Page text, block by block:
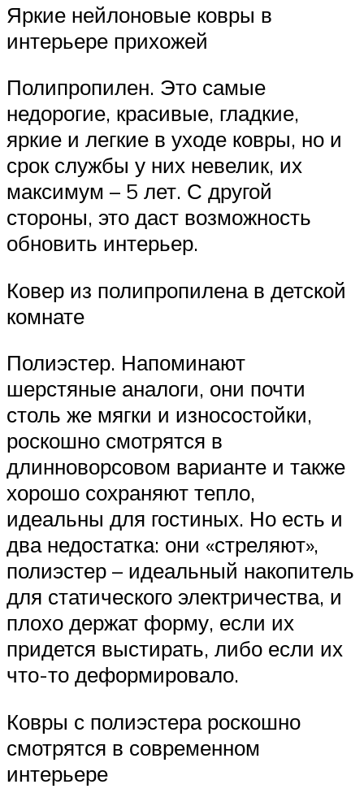
Яркие нейлоновые ковры в
интерьере прихожей
Полипропилен. Это самые
недорогие, красивые, гладкие,
яркие и легкие в уходе ковры, но и
срок службы у них невелик, их
максимум – 5 лет. С другой
стороны, это даст возможность
обновить интерьер.
Ковер из полипропилена в детской
комнате
Полиэстер. Напоминают
шерстяные аналоги, они почти
столь же мягки и износостойки,
роскошно смотрятся в
длинноворсовом варианте и также
хорошо сохраняют тепло,
идеальны для гостиных. Но есть и
два недостатка: они «стреляют»,
полиэстер – идеальный накопитель
для статического электричества, и
плохо держат форму, если их
придется выстирать, либо если их
что-то деформировало.
Ковры с полиэстера роскошно
смотрятся в современном
интерьере